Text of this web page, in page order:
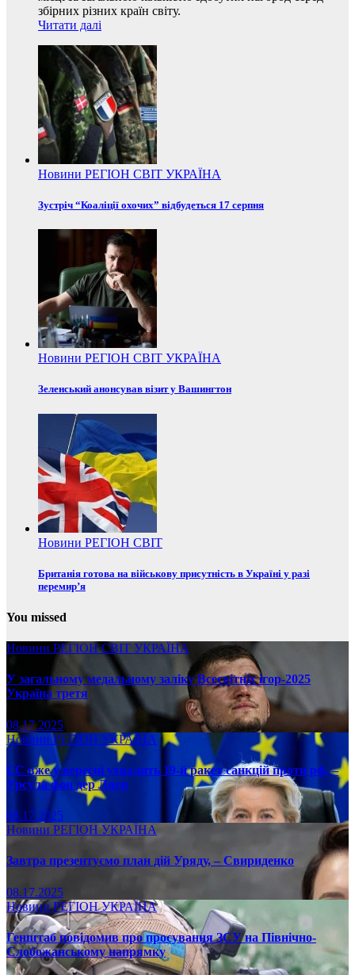
збірних різних країн світу.
Читати далі
Новини РЕГІОН СВІТ УКРАЇНА
Зустріч “Коаліції охочих” відбудеться 17 серпня
Новини РЕГІОН СВІТ УКРАЇНА
Зеленський анонсував візит у Вашингтон
Новини РЕГІОН СВІТ
Британія готова на військову присутність в Україні у разі
перемир’я
You missed
Новини РЕГІОНСВІТ УКРАЇНА
У загальному медальному заліку Всесвітніх ігор-2025
Україна третя
08.17.2025
НовиниРЕГІОН УКРАЇНА
ЄС вже у вересні ухвалить 19-й ракет санкцій проти рф, –
Урсула фон дер Ляєн
08.17.2025
Новини РЕГІОН УКРАЇНА
Завтра презентуємо план дій Уряду, – Свириденко
08.17.2025
НовиниРЕГІОНУКРАЇНА
Генштаб повідомив про просування ЗСУ на Північно-
Слобожанському напрямку